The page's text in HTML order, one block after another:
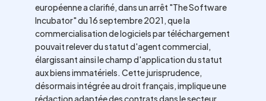
européenne a clarifié, dans un arrêt "The Software
Incubator" du 16 septembre 2021, que la
commercialisation de logiciels par téléchargement
pouvait relever du statut d'agent commercial,
élargissant ainsi le champ d'application du statut
aux biens immatériels. Cette jurisprudence,
désormais intégrée au droit français, implique une
rédaction adaptée des contrats dans le secteur